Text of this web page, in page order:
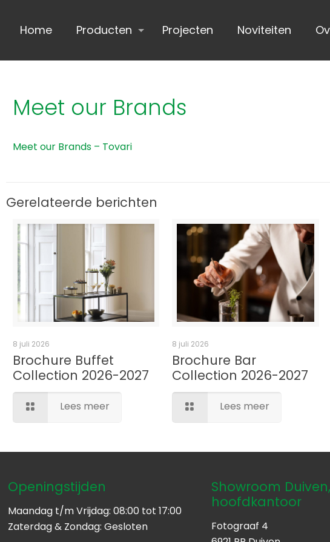
Home Producten Projecten Noviteiten
Meet our Brands
Meet our Brands – Tovari
Gerelateerde berichten
8 juli 2026
Brochure Buffet
Collection 2026-2027
Lees meer
8 juli 2026
Brochure Bar
Collection 2026-2027
Lees meer
Openingstijden
Maandag t/m Vrijdag: 08:00 tot 17:00
Zaterdag & Zondag: Gesloten
Showroom Duiven,
hoofdkantoor
Fotograaf 4